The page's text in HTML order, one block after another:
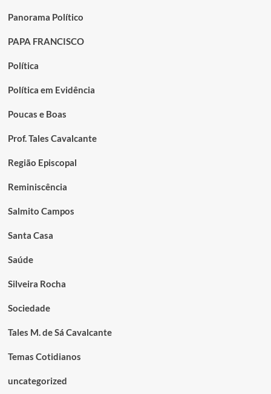
Panorama Político
PAPA FRANCISCO
Política
Política em Evidência
Poucas e Boas
Prof. Tales Cavalcante
Região Episcopal
Reminiscência
Salmito Campos
Santa Casa
Saúde
Silveira Rocha
Sociedade
Tales M. de Sá Cavalcante
Temas Cotidianos
uncategorized